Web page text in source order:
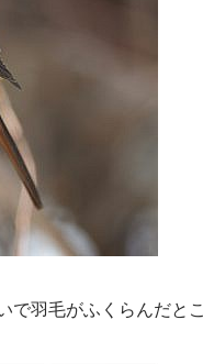
で羽毛がふくらんだとこ